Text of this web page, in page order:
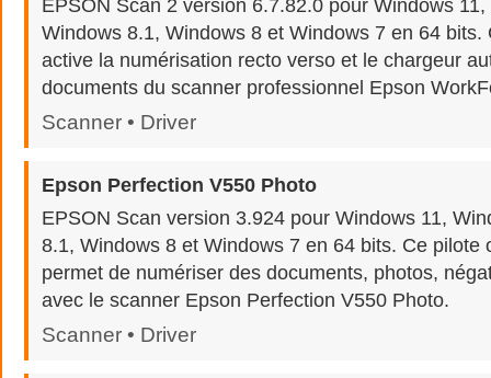
EPSON Scan 2 version 6.7.82.0 pour Windows
Windows 8.1, Windows 8 et Windows 7 en 64 bits.
active la numérisation recto verso et le chargeur
documents du scanner professionnel Epson
Scanner • Driver
Epson Perfection V550 Photo
EPSON Scan version 3.924 pour Windows 11,
8.1, Windows 8 et Windows 7 en 64 bits. Ce pilote
permet de numériser des documents, photos,
avec le scanner Epson Perfection V550 Photo.
Scanner • Driver